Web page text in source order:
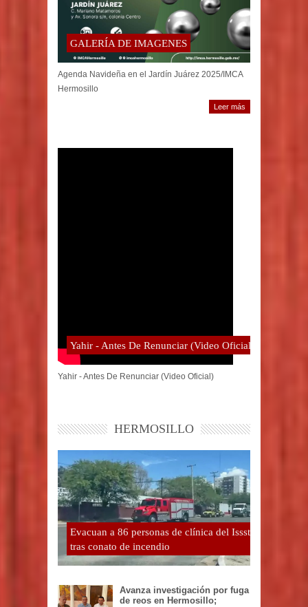
GALERÍA DE IMAGENES
Agenda Navideña en el Jardín Juárez 2025/IMCA
Hermosillo
Leer más
Yahir - Antes De Renunciar (Video Oficial)
Yahir - Antes De Renunciar (Video Oficial)
HERMOSILLO
Evacuan a 86 personas de clínica del Issste
tras conato de incendio
Avanza investigación por fuga
de reos en Hermosillo;